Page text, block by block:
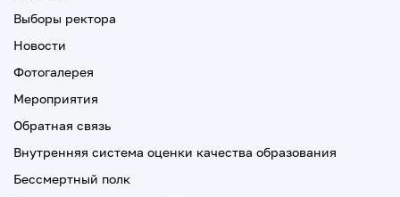
Выборы ректора
Новости
Фотогалерея
Мероприятия
Обратная связь
Внутренняя система оценки качества образования
Бессмертный полк